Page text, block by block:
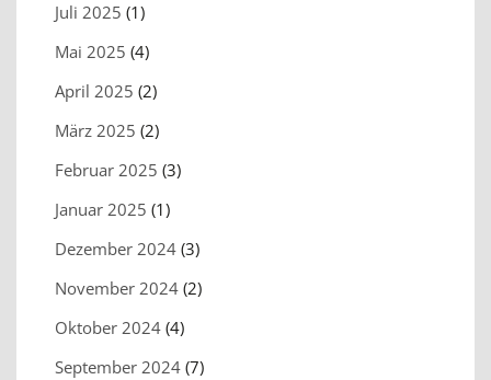
Juli 2025 (1)
Mai 2025 (4)
April 2025 (2)
März 2025 (2)
Februar 2025 (3)
Januar 2025 (1)
Dezember 2024 (3)
November 2024 (2)
Oktober 2024 (4)
September 2024 (7)